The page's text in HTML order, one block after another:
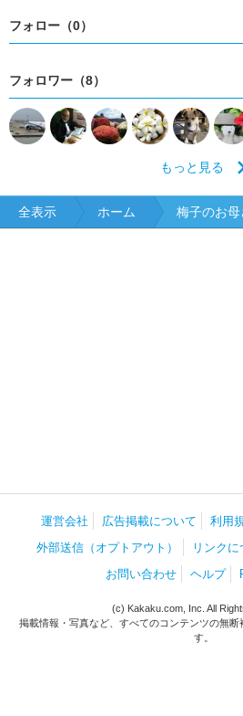
フォロー（0）
フォロワー（8）
もっと見る
全表示 ホーム 梅子のお
運営会社 広告掲載について 利用
外部送信（オプトアウト）
リンクに
お問い合わせ
ヘルプ
(c) Kakaku.com, Inc. All
掲載情報・写真など、すべてのコンテンツの無
す。